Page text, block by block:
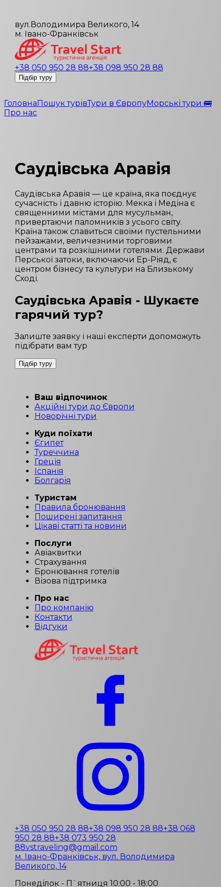
вул.Володимира Великого, 14
м. Івано-Франківськ
+38 050 950 28 88+38 098 950 28 88
Підбір туру
ГоловнаПошук турівТури в ЄвропуМорські тури 🚌
Про нас
Саудівська Аравія
Саудівська Аравія — це країна, яка поєднує
сучасність і давню історію. Мекка і Медіна є
священними містами для мусульман,
привертаючи паломників з усього світу.
Країна також славиться своїми пустельними
пейзажами, величезними торговими
центрами та розкішними готелями. Держави
Перської затоки, включаючи Ер-Ріяд, є
центром бізнесу та культури на Близькому
Сході.
Саудівська Аравія - Шукаєте
гарячий тур?
Залиште заявку і наші експерти допоможуть
підібрати вам тур
Підбір туру
Ваш відпочинок
Акційні тури до Європи
Новорічні тури
Куди поїхати
Єгипет
Туреччина
Греція
Іспанія
Болгарія
Туристам
Правила бронювання
Поширені запитання
Цікаві статті та новини
Послуги
Авіаквитки
Страхування
Бронювання готелів
Візова підтримка
Про нас
Про компанію
Контакти
Відгуки
+38 050 950 28 88+38 098 950 28 88+38 068
950 28 88+38 073 950 28
88vstraveling@gmail.com
м. Івано-Франківськ, вул. Володимира
Великого, 14
Понеділок - П`ятниця 10:00 - 18:00